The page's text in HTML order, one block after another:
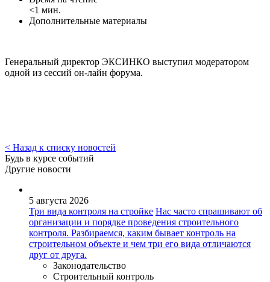
<1 мин.
Дополнительные материалы
Генеральный директор ЭКСИНКО выступил модератором
одной из сессий он-лайн форума.
< Назад к списку новостей
Будь в курсе событий
Другие новости
5 августа 2026
Три вида контроля на стройке Нас часто спрашивают об
организации и порядке проведения строительного
контроля. Разбираемся, каким бывает контроль на
строительном объекте и чем три его вида отличаются
друг от друга.
Законодательство
Строительный контроль